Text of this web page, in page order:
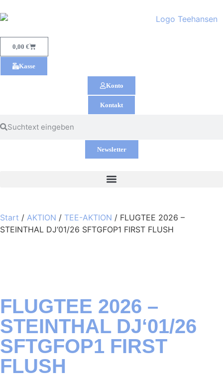
0,00 €
Kasse
Konto
Kontakt
Newsletter
Start / AKTION / TEE-AKTION / FLUGTEE 2026 –
STEINTHAL DJ‘01/26 SFTGFOP1 FIRST FLUSH
FLUGTEE 2026 –
STEINTHAL DJ‘01/26
SFTGFOP1 FIRST
FLUSH